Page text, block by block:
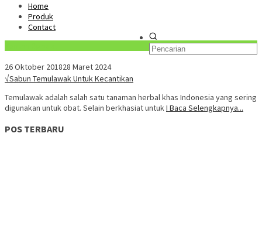
Home
Produk
Contact
26 Oktober 201828 Maret 2024
√Sabun Temulawak Untuk Kecantikan
Temulawak adalah salah satu tanaman herbal khas Indonesia yang sering
digunakan untuk obat. Selain berkhasiat untukI Baca Selengkapnya...
POS TERBARU